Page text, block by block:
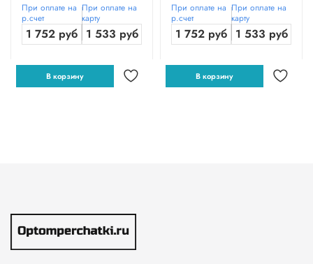
При оплате на
р.счет
1 752 руб
При оплате на
карту
1 533 руб
В корзину
При оплате на
р.счет
1 752 руб
При оплате на
карту
1 533 руб
В корзину